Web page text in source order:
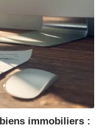
immobiliers :